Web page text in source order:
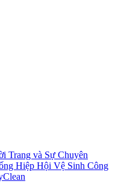
Trang và Sự Chuyên
Hiệp Hội Vệ Sinh Công